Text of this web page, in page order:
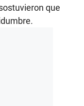
que